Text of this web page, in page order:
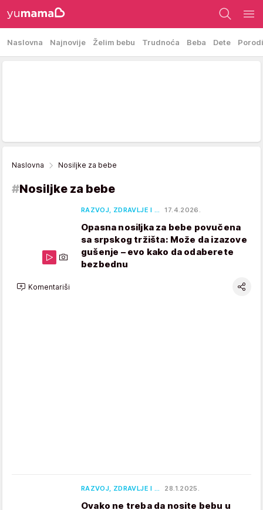
Naslovna Najnovije Želim bebu Trudnoća Beba Dete
Naslovna Nosiljke za bebe
#Nosiljke za bebe
RAZVOJ, ZDRAVLJE I … 17.4.2026.
Opasna nosiljka za bebe povučena
sa srpskog tržišta: Može da izazove
gušenje – evo kako da odaberete
bezbednu
Komentariši
RAZVOJ, ZDRAVLJE I … 28.1.2025.
Ovako ne treba da nosite bebu u